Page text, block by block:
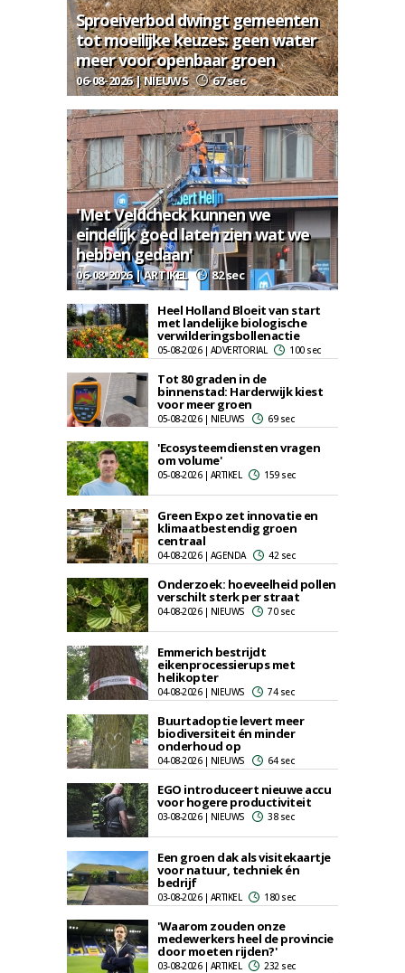
Sproeiverbod dwingt gemeenten
tot moeilijke keuzes: geen water
meer voor openbaar groen
06-08-2026 | NIEUWS 67 sec
'Met Veldcheck kunnen we
eindelijk goed laten zien wat we
hebben gedaan'
06-08-2026 | ARTIKEL 82 sec
Heel Holland Bloeit van start
met landelijke biologische
verwilderingsbollenactie
05-08-2026 | ADVERTORIAL 100 sec
Tot 80 graden in de
binnenstad: Harderwijk kiest
voor meer groen
05-08-2026 | NIEUWS 69 sec
'Ecosysteemdiensten vragen
om volume'
05-08-2026 | ARTIKEL 159 sec
Green Expo zet innovatie en
klimaatbestendig groen
centraal
04-08-2026 | AGENDA 42 sec
Onderzoek: hoeveelheid pollen
verschilt sterk per straat
04-08-2026 | NIEUWS 70 sec
Emmerich bestrijdt
eikenprocessierups met
helikopter
04-08-2026 | NIEUWS 74 sec
Buurtadoptie levert meer
biodiversiteit én minder
onderhoud op
04-08-2026 | NIEUWS 64 sec
EGO introduceert nieuwe accu
voor hogere productiviteit
03-08-2026 | NIEUWS 38 sec
Een groen dak als visitekaartje
voor natuur, techniek én
bedrijf
03-08-2026 | ARTIKEL 180 sec
'Waarom zouden onze
medewerkers heel de provincie
door moeten rijden?'
03-08-2026 | ARTIKEL 232 sec